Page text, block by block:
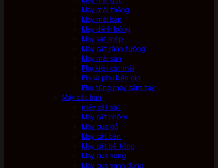
Máy mài thẳng
Máy mài bàn
Máy đánh bóng
Máy vát mép
Máy cắt rãnh tường
Máy mài sàn
Phụ kiện cắt mài
Pin và phụ kiện pin
Phụ tùng máy cầm tay
Máy cắt bàn
máy cắt sắt
Máy cắt nhôm
Máy cưa gỗ
Máy cắt bàn
Máy cắt bê tông
Máy cưa vòng
Máy cưa vanh đứng